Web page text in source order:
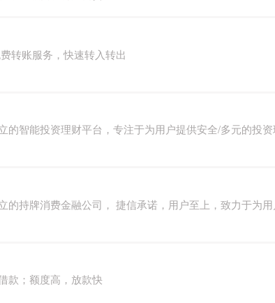
转账服务，快速转入转出
的智能投资理财平台，专注于为用户提供安全/多元的投
的持牌消费金融公司， 捷信承诺，用户至上，致力于为
款；额度高，放款快